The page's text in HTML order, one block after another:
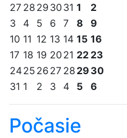
27 28 29 30 31 1
2
3
4 5 6 7 8
9
10 11 12 13 14 15 16
17 18 19 20 21 22 23
2425 26 27 28 29 30
31 1 2 3 4 5 6
Počasie